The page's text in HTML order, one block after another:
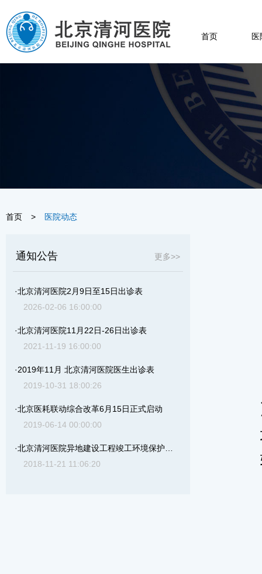
首页
首页 > 医院动态
通知公告 更多>>
·北京清河医院2月9日至15日出诊表
2026-02-06 16:00:00
·北京清河医院11月22日-26日出诊表
2021-11-19 16:00:00
·2019年11月 北京清河医院医生出诊表
2019-10-31 18:00:26
·北京医耗联动综合改革6月15日正式启动
2019-06-14 00:00:00
·北京清河医院异地建设工程竣工环境保护验收公示
2018-11-21 11:06:20